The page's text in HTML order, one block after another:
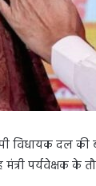
विधायक दल
पर्यवेक्षक के